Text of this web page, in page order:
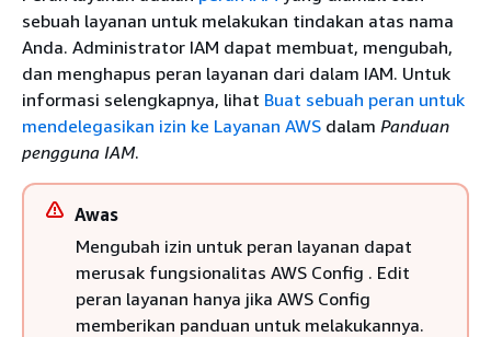
sebuah layanan untuk melakukan tindakan atas nama
Anda. Administrator IAM dapat membuat, mengubah,
dan menghapus peran layanan dari dalam IAM. Untuk
informasi selengkapnya, lihat Buat sebuah peran untuk
mendelegasikan izin ke Layanan AWS dalam Panduan
pengguna IAM.
Awas
Mengubah izin untuk peran layanan dapat
merusak fungsionalitas AWS Config . Edit
peran layanan hanya jika AWS Config
memberikan panduan untuk melakukannya.